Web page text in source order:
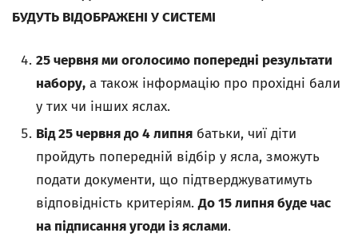
БУДУТЬ ВІДОБРАЖЕНІ У СИСТЕМІ
25 червня ми оголосимо попередні результати
набору, а також інформацію про прохідні бали
у тих чи інших яслах.
Від 25 червня до 4 липня батьки, чиї діти
пройдуть попередній відбір у ясла, зможуть
подати документи, що підтверджуватимуть
відповідність критеріям.До 15 липня буде час
на підписання угоди із яслами.